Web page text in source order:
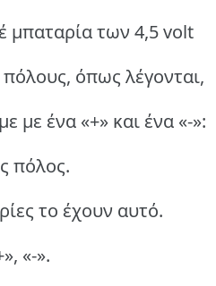
μπαταρία των 4,5 volt
όπως λέγονται,
με ένα «+» και ένα «-»:
πόλος.
το έχουν αυτό.
«-».